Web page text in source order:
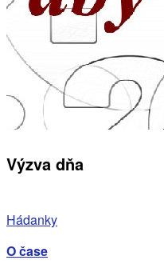
Výzva dňa
Hádanky
O čase